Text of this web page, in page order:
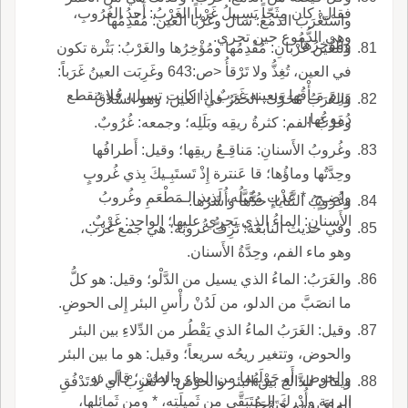
فقال: كان مِثَجّاً يَسِـيلُ غَرْباً الغَرْبُ: أَحدُ الغُرُوبِ،
وهي الدُّمُوع حين تجري.
واسْتَغْرَبَ الدمعُ: سال وغَرْبَا العين: مُقْدِمُها
ومُؤْخِرُها.
وللعين غَرْبانِ: مُقْدِمُها ومُؤْخِرُها والغَرْبُ: بَثْرة تكون
في العين، تُغِذُّ ولا تَرْقأُ <ص:643 وغَرِبَت العينُ غَرَباً:
وَرِمَ مَـأْقُها وبعينه غَرَبٌ إِذا كانت تسيل، فلا تنقطع
دُموعُها.
والغَرَبُ مُحَرَّك: الخَدَرُ في العين، وهو السُّلاقُ
وغَرْبُ الفم: كثرةُ ريقِه وبَلَلِه؛ وجمعه: غُرُوبٌ.
وغُروبُ الأَسنانِ: مَناقِـعُ ريقِها؛ وقيل: أَطرافُها
وحِدَّتُها وماؤُها؛ قا عَنترة إِذْ تَستَبِـيكَ بِذي غُروبٍ
واضِـحٍ، * عَذْبٍ مُقَبَّلُه، لَذِيذ الـمَطْعَمِ وغُروبُ
الأَسنانِ: الماءُ الذي يَجرِي عليها؛ الواحد: غَرْبٌ.
وغُروبُ الثَّنايا: حدُّها وأُشَرُها.
وفي حديث النابغة: تَرِفُّ غُروبُه؛ هي جمع غَرْب،
وهو ماء الفم، وحِدَّةُ الأَسنان.
والغَرَبُ: الماءُ الذي يسيل من الدَّلْو؛ وقيل: هو كلُّ
ما انصَبَّ من الدلو، من لَدُنْ رأْسِ البئر إِلى الحوضِ.
وقيل: الغَرَبُ الماءُ الذي يَقْطُر من الدِّلاءِ بين البئر
والحوض، وتتغير ريحُه سريعاً؛ وقيل: هو ما بين البئر
والحوض، أَو حَوْلَهُما من الماءِ والطين؛ قال ذو
الرمة وأُدْرِكَ الـمُتَبَقَّى من ثَميلَتِه، * ومن ثَمائِلها،
ويقال للدَّالج بين البئر والحوْض: لا تُغْرِبْ أَي لا تَدْفُقِ
الماءَ بينهم فتَوْحَل.